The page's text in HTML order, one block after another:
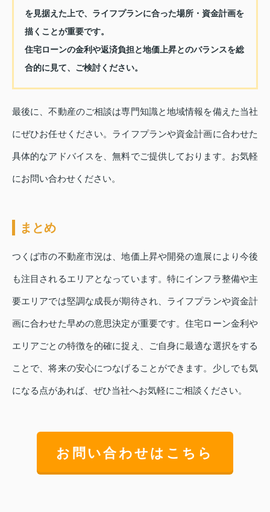
を見据えた上で、ライフプランに合った場所・資金計画を
描くことが重要です。
住宅ローンの金利や返済負担と地価上昇とのバランスを総
合的に見て、ご検討ください。
最後に、不動産のご相談は専門知識と地域情報を備えた当社
にぜひお任せください。ライフプランや資金計画に合わせた
具体的なアドバイスを、無料でご提供しております。お気軽
にお問い合わせください。
まとめ
つくば市の不動産市況は、地価上昇や開発の進展により今後
も注目されるエリアとなっています。特にインフラ整備や主
要エリアでは堅調な成長が期待され、ライフプランや資金計
画に合わせた早めの意思決定が重要です。住宅ローン金利や
エリアごとの特徴を的確に捉え、ご自身に最適な選択をする
ことで、将来の安心につなげることができます。少しでも気
になる点があれば、ぜひ当社へお気軽にご相談ください。
お問い合わせはこちら